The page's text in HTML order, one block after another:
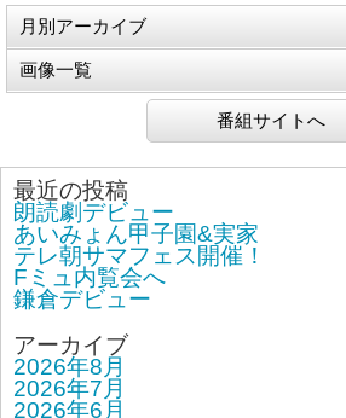
月別アーカイブ
画像一覧
番組サイトへ
最近の投稿
朗読劇デビュー
あいみょん甲子園&実家
テレ朝サマフェス開催！
Fミュ内覧会へ
鎌倉デビュー
アーカイブ
2026年8月
2026年7月
2026年6月